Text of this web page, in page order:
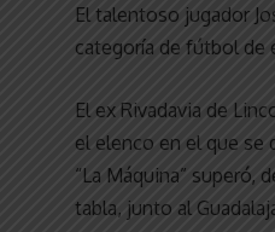
El talentoso jugador
categoría de fútbol de
El ex Rivadavia de
el elenco en el que se
“La Máquina” superó,
tabla, junto al